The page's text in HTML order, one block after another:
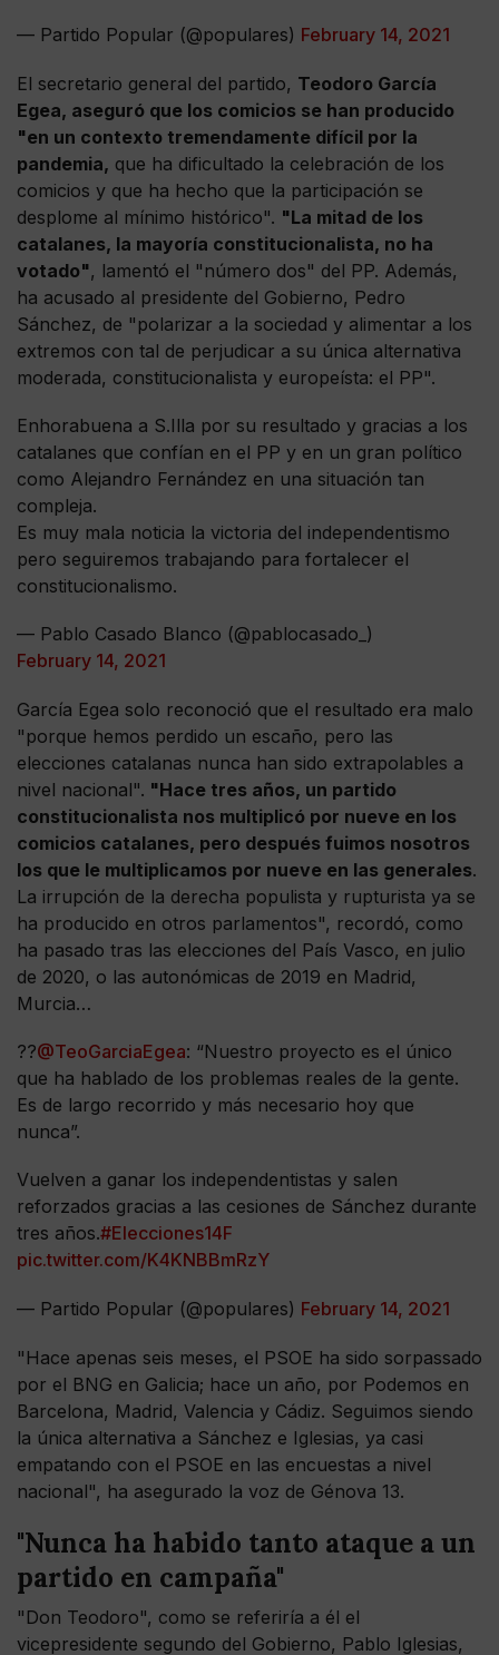
— Partido Popular (@populares) February 14, 2021
El secretario general del partido, Teodoro García
Egea, aseguró que los comicios se han producido
"en un contexto tremendamente difícil por la
pandemia, que ha dificultado la celebración de los
comicios y que ha hecho que la participación se
desplome al mínimo histórico". "La mitad de los
catalanes, la mayoría constitucionalista, no ha
votado", lamentó el "número dos" del PP. Además,
ha acusado al presidente del Gobierno, Pedro
Sánchez, de "polarizar a la sociedad y alimentar a los
extremos con tal de perjudicar a su única alternativa
moderada, constitucionalista y europeísta: el PP".
Enhorabuena a S.Illa por su resultado y gracias a los
catalanes que confían en el PP y en un gran político
como Alejandro Fernández en una situación tan
compleja.
Es muy mala noticia la victoria del independentismo
pero seguiremos trabajando para fortalecer el
constitucionalismo.
— Pablo Casado Blanco (@pablocasado_)
February 14, 2021
García Egea solo reconoció que el resultado era malo
"porque hemos perdido un escaño, pero las
elecciones catalanas nunca han sido extrapolables a
nivel nacional". "Hace tres años, un partido
constitucionalista nos multiplicó por nueve en los
comicios catalanes, pero después fuimos nosotros
los que le multiplicamos por nueve en las generales.
La irrupción de la derecha populista y rupturista ya se
ha producido en otros parlamentos", recordó, como
ha pasado tras las elecciones del País Vasco, en julio
de 2020, o las autonómicas de 2019 en Madrid,
Murcia…
??@TeoGarciaEgea: “Nuestro proyecto es el único
que ha hablado de los problemas reales de la gente.
Es de largo recorrido y más necesario hoy que
nunca”.
Vuelven a ganar los independentistas y salen
reforzados gracias a las cesiones de Sánchez durante
tres años.#Elecciones14F
pic.twitter.com/K4KNBBmRzY
— Partido Popular (@populares) February 14, 2021
"Hace apenas seis meses, el PSOE ha sido sorpassado
por el BNG en Galicia; hace un año, por Podemos en
Barcelona, Madrid, Valencia y Cádiz. Seguimos siendo
la única alternativa a Sánchez e Iglesias, ya casi
empatando con el PSOE en las encuestas a nivel
nacional", ha asegurado la voz de Génova 13.
"Nunca ha habido tanto ataque a un
partido en campaña"
"Don Teodoro", como se referiría a él el
vicepresidente segundo del Gobierno, Pablo Iglesias,